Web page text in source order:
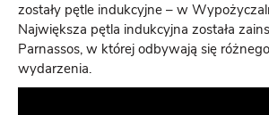
zostały pętle indukcyjne – w
Największa pętla indukcyjna została
Parnassos, w której odbywają się
wydarzenia.